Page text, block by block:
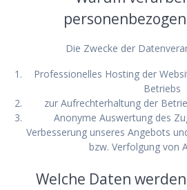
Die Zwecke der
Professionelles Hosting der
Betriebs
zur Aufrechterhaltung der
Anonyme Auswertung des
Verbesserung unseres Angebots
bzw. Verfolgung von
Welche Daten